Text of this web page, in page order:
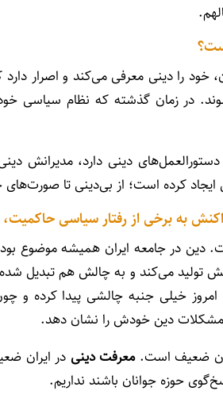
خود را دینی معرفی می‌کند و اصرار
در زمان گذشته که نظام سیاسی
دینی دارد، مدیرانش
کرده است؛ از بی‌دینی تا صورت‌های
به برخی از رفتار سیاسی
دین در جامعه ایران همیشه موضوع
می‌کند و به چالش هم تبدیل شده
خیلی جنبه چالشی پیدا کرده
دین خودش را نشان دهد.
ضعیف است.معرفت دینی در ایران
حوزه جوانان باشند نداریم.